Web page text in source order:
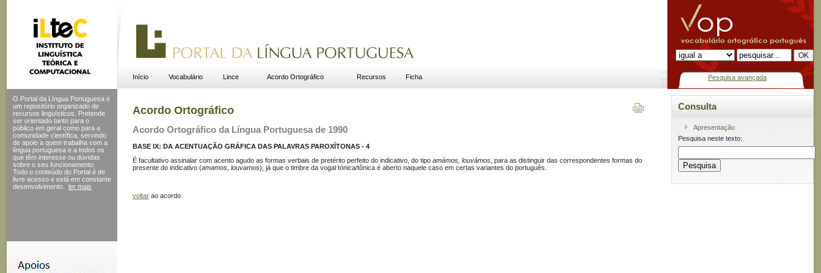
Início Vocabulário Lince Acordo Ortográfico Recursos Ficha Pesquisa avançada
O Portal da Língua Portuguesa é
um repositório organizado de
recursos linguísticos. Pretende
ser orientado tanto para o
público em geral como para a
comunidade científica, servindo
de apoio a quem trabalha com a
língua portuguesa e a todos os
que têm interesse ou dúvidas
sobre o seu funcionamento.
Todo o conteúdo do Portal é de
livre acesso e está em constante
desenvolvimento.
ler mais
Acordo Ortográfico
Acordo Ortográfico da Língua Portuguesa de 1990
BASE IX: DA ACENTUAÇÃO GRÁFICA DAS PALAVRAS PAROXÍTONAS - 4
É facultativo assinalar com acento agudo as formas verbais de pretérito perfeito do indicativo, do tipo amámos, louvámos , para as distinguir das correspondentes formas do
presente do indicativo (amamos, louvamos), já que o timbre da vogal tónica/tônica é aberto naquele caso em certas variantes do português.
voltar ao acordo
Consulta
Apresentação
Pesquisa neste texto: